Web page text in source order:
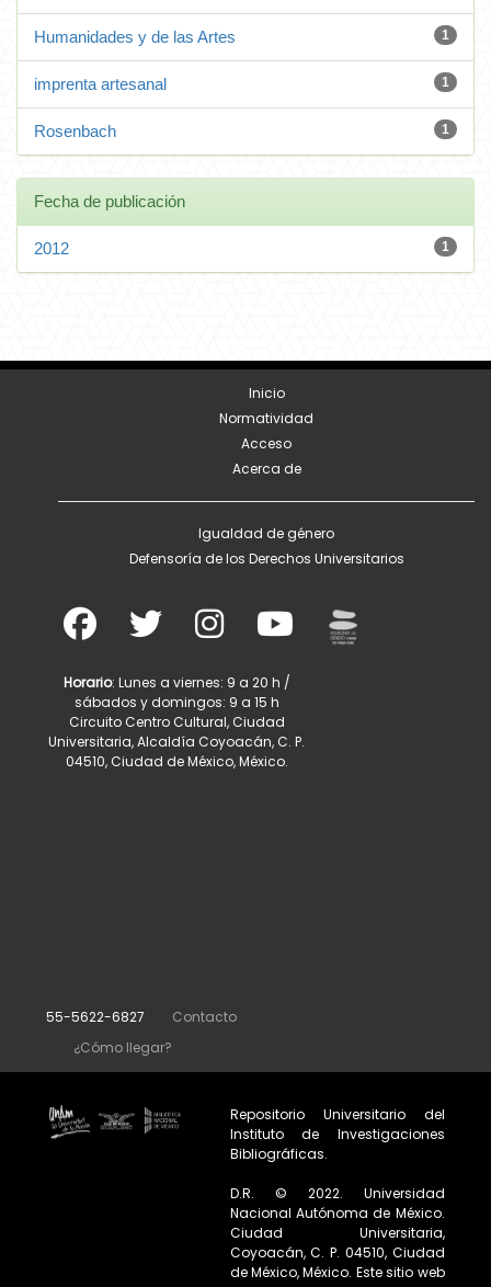
1
Humanidades y de las Artes
1
imprenta artesanal
1
Rosenbach
Fecha de publicación
1
2012
Inicio
Normatividad
Acceso
Acerca de
Igualdad de género
Defensoría de los Derechos Universitarios
Horario: Lunes a viernes: 9 a 20 h /
sábados y domingos: 9 a 15 h
Circuito Centro Cultural, Ciudad
Universitaria, Alcaldía Coyoacán, C. P.
04510, Ciudad de México, México.
55-5622-6827
Contacto
¿Cómo llegar?
Repositorio Universitario del
Instituto de Investigaciones
Bibliográficas.
D.R. © 2022. Universidad
Nacional Autónoma de México.
Ciudad Universitaria,
Coyoacán, C. P. 04510, Ciudad
de México, México. Este sitio web